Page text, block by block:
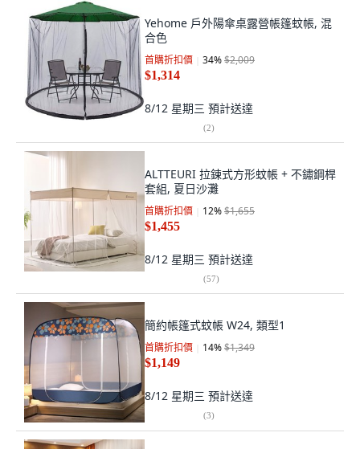
Yehome 戶外陽傘桌露營帳篷蚊帳, 混
合色
首購折扣價 34%$2,009
$1,314
8/12 星期三 預計送達
(2)
ALTTEURI 拉鍊式方形蚊帳 + 不鏽鋼桿
套組, 夏日沙灘
首購折扣價 12%$1,655
$1,455
8/12 星期三 預計送達
(57)
簡約帳篷式蚊帳 W24, 類型1
首購折扣價 14%$1,349
$1,149
8/12 星期三 預計送達
(3)